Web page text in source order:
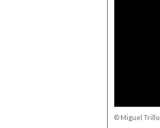
© Miguel Trillo